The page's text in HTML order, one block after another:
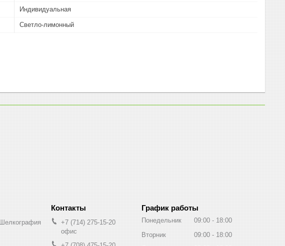
Индивидуальная
Светло-лимонный
+7 (714) 275-15-20
офис
График работы
Понедельник 09:00
18:00
Вторник
09:00
18:00